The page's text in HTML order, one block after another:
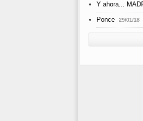
Y ahora...
Ponce 29/01/18